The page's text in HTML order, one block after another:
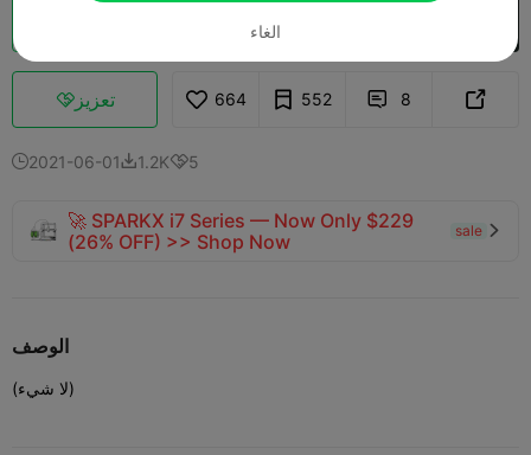
تعزيز 664 552  8 
2021-06-011.2K5
🚀 SPARKX i7 Series — Now Only $229
(26% OFF) >> Shop Now
sale 
الوصف
(لا شيء)
الغاء